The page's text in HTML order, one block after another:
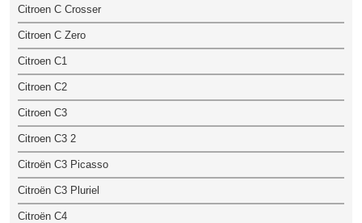
Citroen C Crosser
Citroen C Zero
Citroen C1
Citroen C2
Citroen C3
Citroen C3 2
Citroën C3 Picasso
Citroën C3 Pluriel
Citroën C4